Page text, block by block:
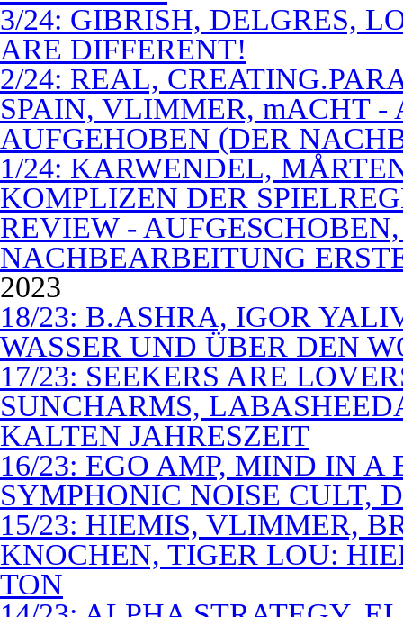
3/24: GIBRISH, DELGRES,
ARE DIFFERENT!
2/24: REAL,
SPAIN, VLIMMER, mACHT -
AUFGEHOBEN (DER
1/24: KARWENDEL,
KOMPLIZEN DER
REVIEW -
NACHBEARBEITUNG
2023
18/23: B.ASHRA, IGOR
WASSER UND ÜBER DEN
17/23: SEEKERS ARE
SUNCHARMS,
KALTEN JAHRESZEIT
16/23: EGO AMP, MIND IN
SYMPHONIC NOISE CULT,
15/23: HIEMIS, VLIMMER,
KNOCHEN, TIGER LOU:
TON